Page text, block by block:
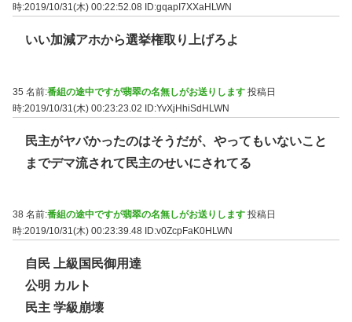
時:2019/10/31(木) 00:22:52.08 ID:gqapI7XXaHLWN
いい加減アホから選挙権取り上げろよ
35 名前:番組の途中ですが翡翠の名無しがお送りします 投稿日
時:2019/10/31(木) 00:23:23.02 ID:YvXjHhiSdHLWN
民主がヤバかったのはそうだが、やってもいないこと
までデマ流されて民主のせいにされてる
38 名前:番組の途中ですが翡翠の名無しがお送りします 投稿日
時:2019/10/31(木) 00:23:39.48 ID:v0ZcpFaK0HLWN
自民 上級国民御用達
公明 カルト
民主 学級崩壊